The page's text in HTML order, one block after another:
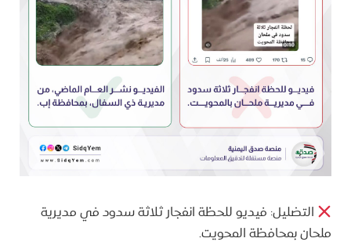
التضليل: فيديو للحظة انفجار ثلاثة سدود في مديرية
ملحان بمحافظة المحويت.